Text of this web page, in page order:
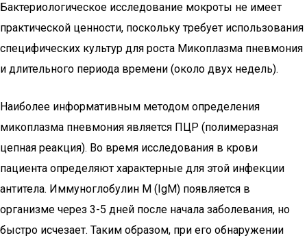
Бактериологическое исследование мокроты не имеет
практической ценности, поскольку требует использования
специфических культур для роста Микоплазма пневмония
и длительного периода времени (около двух недель).
Наиболее информативным методом определения
микоплазма пневмония является ПЦР (полимеразная
цепная реакция). Во время исследования в крови
пациента определяют характерные для этой инфекции
антитела. Иммуноглобулин M (IgM) появляется в
организме через 3-5 дней после начала заболевания, но
быстро исчезает. Таким образом, при его обнаружении